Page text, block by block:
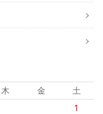
木 金
土
1